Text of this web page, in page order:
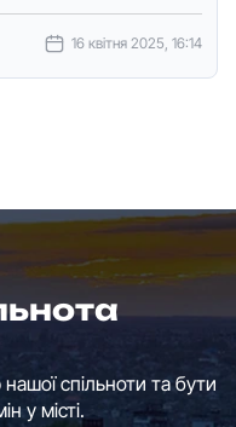
16 квітня 2025, 16:14
спільноти та бути
у місті.